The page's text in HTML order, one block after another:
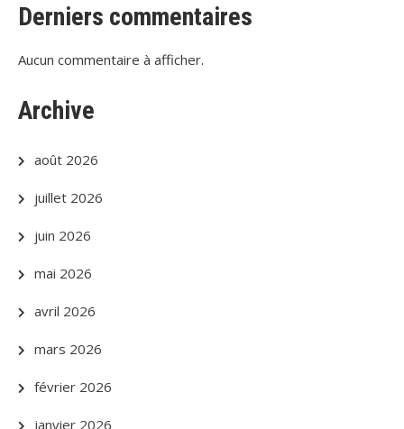
Derniers commentaires
Aucun commentaire à afficher.
Archive
août 2026
juillet 2026
juin 2026
mai 2026
avril 2026
mars 2026
février 2026
janvier 2026